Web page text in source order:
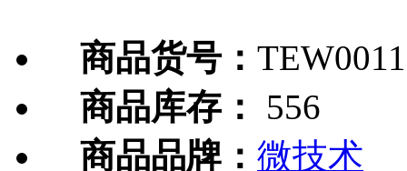
商品货号：
商品库存：
556
商品品牌： 微技术